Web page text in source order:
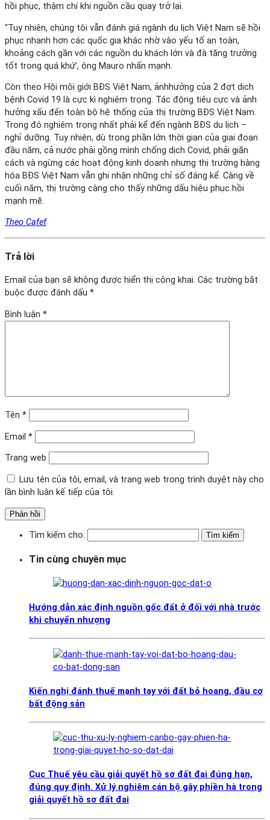
hồi phục, thậm chí khi nguồn cầu quay trở lại.
“Tuy nhiên, chúng tôi vẫn đánh giá ngành du lịch Việt Nam sẽ hồi
phục nhanh hơn các quốc gia khác nhờ vào yếu tố an toàn,
khoảng cách gần với các nguồn du khách lớn và đà tăng trưởng
tốt trong quá khứ’, ông Mauro nhấn mạnh.
Còn theo Hội môi giới BĐS Việt Nam, ảnhhưởng của 2 đợt dịch
bệnh Covid 19 là cực kì nghiêm trọng. Tác động tiêu cực và ảnh
hưởng xấu đến toàn bộ hệ thống của thị trường BĐS Việt Nam.
Trong đó nghiêm trọng nhất phải kể đến ngành BĐS du lịch –
nghỉ dưỡng. Tuy nhiên, dù trong phần lớn thời gian của giai đoạn
đầu năm, cả nước phải gồng mình chống dịch Covid, phải giãn
cách và ngừng các hoạt động kinh doanh nhưng thị trường hàng
hóa BĐS Việt Nam vẫn ghi nhận những chỉ số đáng kể. Càng về
cuối năm, thị trường càng cho thấy những dấu hiệu phục hồi
mạnh mẽ.
Theo Cafef
Trả lời
Email của bạn sẽ không được hiển thị công khai. Các trường bắt
buộc được đánh dấu *
Bình luận *
Tên *
Email *
Trang web
Lưu tên của tôi, email, và trang web trong trình duyệt này cho
lần bình luận kế tiếp của tôi.
Tìm kiếm cho:
Tin cùng chuyên mục
Hướng dẫn xác định nguồn gốc đất ở đối với nhà trước
khi chuyển nhượng
Kiến nghị đánh thuế mạnh tay với đất bỏ hoang, đầu cơ
bất động sản
Cục Thuế yêu cầu giải quyết hồ sơ đất đai đúng hạn,
đúng quy định. Xử lý nghiêm cán bộ gây phiền hà trong
giải quyết hồ sơ đất đai